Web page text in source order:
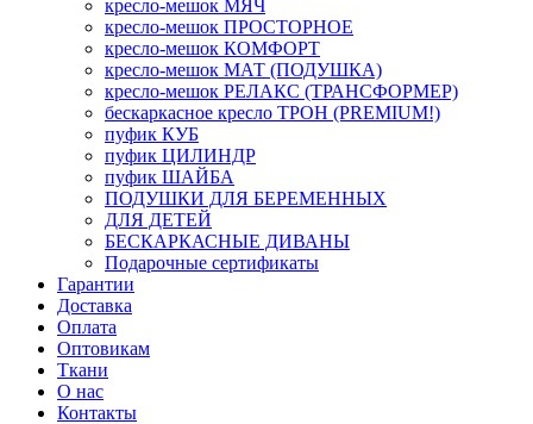
кресло-мешок МЯЧ
кресло-мешок ПРОСТОРНОЕ
кресло-мешок КОМФОРТ
кресло-мешок МАТ (ПОДУШКА)
кресло-мешок РЕЛАКС (ТРАНСФОРМЕР)
бескаркасное кресло ТРОН (PREMIUM!)
пуфик КУБ
пуфик ЦИЛИНДР
пуфик ШАЙБА
ПОДУШКИ ДЛЯ БЕРЕМЕННЫХ
ДЛЯ ДЕТЕЙ
БЕСКАРКАСНЫЕ ДИВАНЫ
Подарочные сертификаты
Гарантии
Доставка
Оплата
Оптовикам
Ткани
О нас
Контакты